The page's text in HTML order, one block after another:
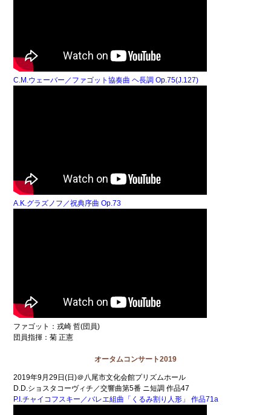
C.M.ウェーバー／ファゴット協奏曲 ヘ長調 Op.75(J.127)
A.K.グラズノフ／祝典序曲 Op.73
ファゴット：戎崎 哲(団員)
団員指揮：菊 正憲
オータムコンサート2019
2019年9月29日(日)＠八尾市文化会館プリズムホール
D.D.ショスタコーヴィチ／交響曲第5番 ニ短調 作品47
P.I.チャイコフスキー／バレエ組曲「くるみ割り人形」 作品71a